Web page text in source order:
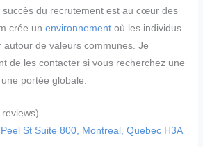
succès du recrutement est au cœur des
crée unenvironnement où les individus
autour de valeurs communes. Je
de les contacter si vous recherchez une
portée globale.
St Suite 800, Montreal, Quebec H3A